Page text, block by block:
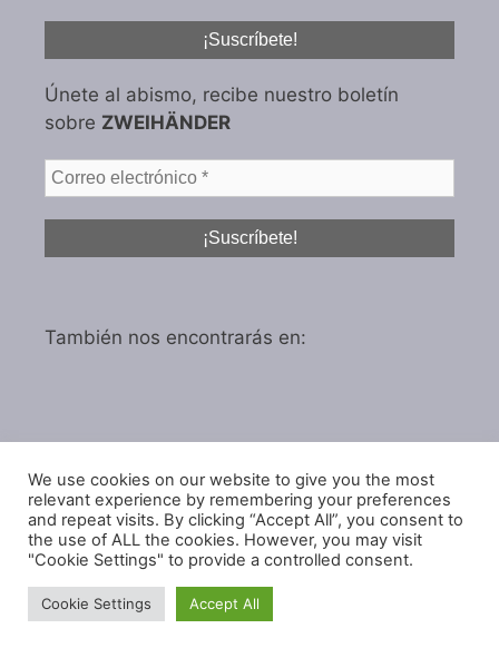
Únete al abismo, recibe nuestro boletín
sobre ZWEIHÄNDER
También nos encontrarás en:
Política de privacidad
Política de cookies
© 2026 IGARol Estudio• Creado con
We use cookies on our website to give you the most
relevant experience by remembering your preferences
and repeat visits. By clicking “Accept All”, you consent to
the use of ALL the cookies. However, you may visit
"Cookie Settings" to provide a controlled consent.
Cookie Settings Accept All